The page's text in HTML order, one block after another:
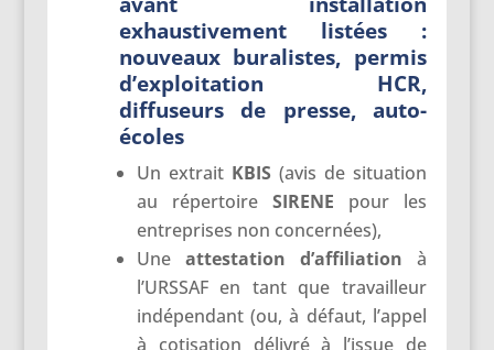
exhaustivement listées :
nouveaux buralistes, permis
d’exploitation HCR,
diffuseurs de presse, auto-
écoles
Un extrait KBIS(avis de situation
au répertoire SIRENE pour les
entreprises non concernées),
Une attestation d’affiliation à
l’URSSAF en tant que travailleur
indépendant (ou, à défaut, l’appel
à cotisation délivré à l’issue de